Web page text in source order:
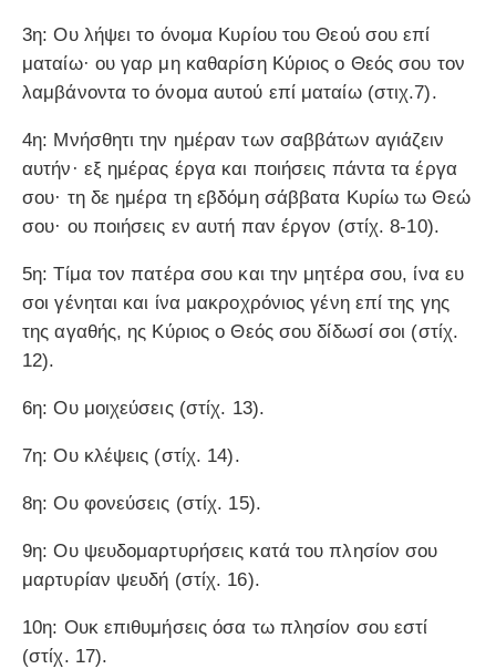
3η: Ου λήψει το όνομα Κυρίου του Θεού σου επί
ματαίω· ου γαρ μη καθαρίση Κύριος ο Θεός σου τον
λαμβάνοντα το όνομα αυτού επί ματαίω (στιχ.7).
4η: Μνήσθητι την ημέραν των σαββάτων αγιάζειν
αυτήν· εξ ημέρας έργα και ποιήσεις πάντα τα έργα
σου· τη δε ημέρα τη εβδόμη σάββατα Κυρίω τω Θεώ
σου· ου ποιήσεις εν αυτή παν έργον (στίχ. 8-10).
5η: Τίμα τον πατέρα σου και την μητέρα σου, ίνα ευ
σοι γένηται και ίνα μακροχρόνιος γένη επί της γης
της αγαθής, ης Κύριος ο Θεός σου δίδωσί σοι (στίχ.
12).
6η: Ου μοιχεύσεις (στίχ. 13).
7η: Ου κλέψεις (στίχ. 14).
8η: Ου φονεύσεις (στίχ. 15).
9η: Ου ψευδομαρτυρήσεις κατά του πλησίον σου
μαρτυρίαν ψευδή (στίχ. 16).
10η: Ουκ επιθυμήσεις όσα τω πλησίον σου εστί
(στίχ. 17).